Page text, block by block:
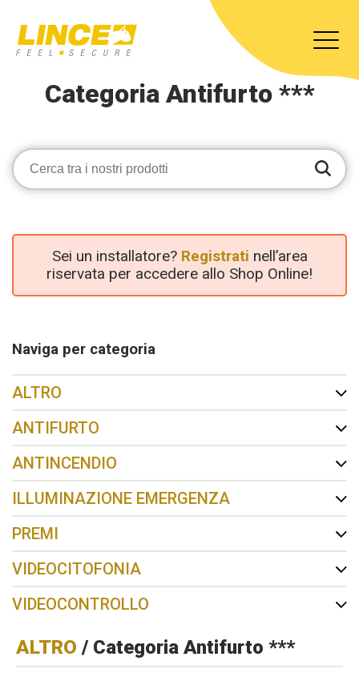
Categoria Antifurto ***
Sei un installatore? Registrati nell’area
riservata per accedere allo Shop Online!
Naviga per categoria
ALTRO
ANTIFURTO
ANTINCENDIO
ILLUMINAZIONE EMERGENZA
PREMI
VIDEOCITOFONIA
VIDEOCONTROLLO
ALTRO / Categoria Antifurto ***